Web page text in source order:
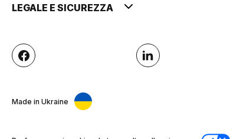
LEGALE E SICUREZZA
Made in Ukraine